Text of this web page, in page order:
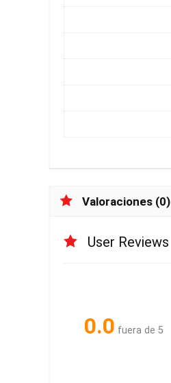
Valoraciones (0)
User Reviews
0.0 fuera de 5